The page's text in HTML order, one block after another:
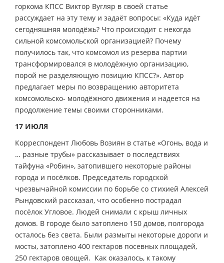
горкома КПСС Виктор Вугляр в своей статье
рассуждает на эту тему и задаёт вопросы: «Куда идёт
сегодняшняя молодёжь? Что происходит с некогда
сильной комсомольской организацией? Почему
получилось так, что комсомол из резерва партии
трансформировался в молодёжную организацию,
порой не разделяющую позицию КПСС?». Автор
предлагает меры по возвращению авторитета
комсомольско- молодёжного движения и надеется на
продолжение темы своими сторонниками.
17 ИЮЛЯ
Корреспондент Любовь Возиян в статье «Огонь, вода и
… разные трубы» рассказывает о последствиях
тайфуна «Робин», затопившего некоторые районы
города и посёлков. Председатель городской
чрезвычайной комиссии по борьбе со стихией Алексей
Рындовский рассказал, что особенно пострадал
посёлок Угловое. Людей снимали с крыш личных
домов. В городе было затоплено 150 домов, полгорода
осталось без света. Были размыты некоторые дороги и
мосты, затоплено 400 гектаров посевных площадей,
250 гектаров овощей. Как оказалось, к такому